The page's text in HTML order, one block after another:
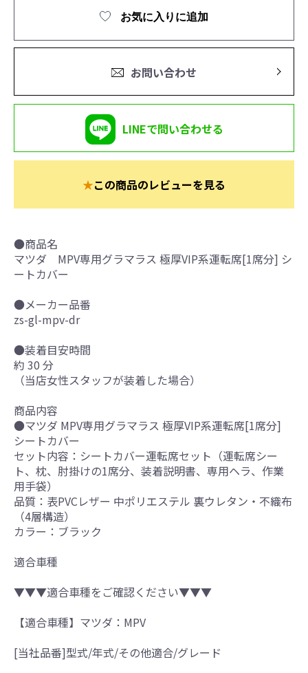
お気に入りに追加
お問い合わせ
LINEで問い合わせる
★この商品のレビューを見る
●商品名
マツダ MPV専用グラマラス 極厚VIP系運転席[1席分] シ
ートカバー
●メーカー品番
zs-gl-mpv-dr
●装着目安時間
約 30 分
（当店女性スタッフが装着した場合）
商品内容
●マツダ MPV専用グラマラス 極厚VIP系運転席[1席分]
シートカバー
セット内容：シートカバー運転席セット（運転席シー
ト、枕、肘掛けの1席分、装着説明書、専用ヘラ、作業
用手袋）
品質：表PVCレザー 中ポリエステル 裏ウレタン・不織布
（4層構造）
カラー：ブラック
適合車種
▼▼▼適合車種をご確認ください▼▼▼
【適合車種】マツダ：MPV
[当社品番]型式/年式/その他適合/グレード